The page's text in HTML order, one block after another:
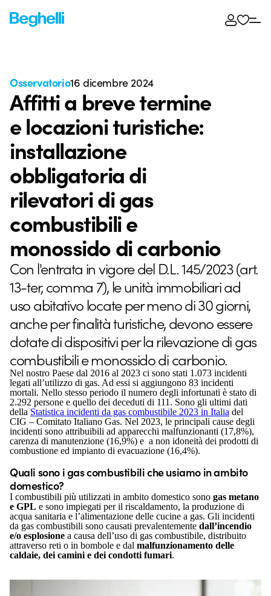
Osservatorio16 dicembre 2024
Affitti a breve termine
e locazioni turistiche:
installazione
obbligatoria di
rilevatori di gas
combustibili e
monossido di carbonio
Con l'entrata in vigore del D.L. 145/2023 (art.
13-ter, comma 7), le unità immobiliari ad
uso abitativo locate per meno di 30 giorni,
anche per finalità turistiche, devono essere
dotate di dispositivi per la rilevazione di gas
combustibili e monossido di carbonio.
Nel nostro Paese dal 2016 al 2023 ci sono stati 1.073 incidenti
legati all’utilizzo di gas. Ad essi si aggiungono 83 incidenti
mortali. Nello stesso periodo il numero degli infortunati è stato di
2.292 persone e quello dei deceduti di 111. Sono gli ultimi dati
della Statistica incidenti da gas combustibile 2023 in Italia del
CIG – Comitato Italiano Gas. Nel 2023, le principali cause degli
incidenti sono attribuibili ad apparecchi malfunzionanti (17,8%),
carenza di manutenzione (16,9%) e a non idoneità dei prodotti di
combustione ed impianto di evacuazione (16,4%).
Quali sono i gas combustibili che usiamo in ambito
domestico?
I combustibili più utilizzati in ambito domestico sono gas metano
e GPL e sono impiegati per il riscaldamento, la produzione di
acqua sanitaria e l’alimentazione delle cucine a gas. Gli incidenti
da gas combustibili sono causati prevalentemente dall’incendio
e/o esplosione a causa dell’uso di gas combustibile, distribuito
attraverso reti o in bombole e dal malfunzionamento delle
caldaie, dei camini e dei condotti fumari.